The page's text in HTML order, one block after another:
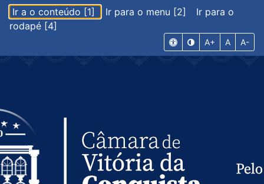
Ir a o conteúdo [1] Ir para o menu [2]
Ir para o
rodapé [4]
A+ A A-